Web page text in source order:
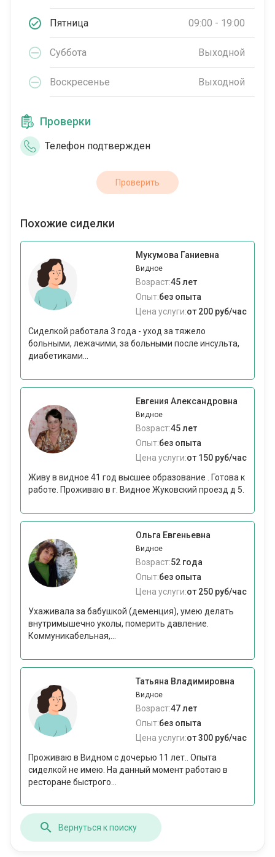
Пятница 09:00 - 19:00
Суббота Выходной
Воскресенье Выходной
Проверки
Телефон подтвержден
Проверить
Похожие сиделки
Мукумова Ганиевна
Видное
Возраст:45 лет
Опыт:без опыта
Цена услуги:от 200 руб/час
Сиделкой работала 3 года - уход за тяжело
больными, лежачими, за больными после инсульта,
диабетиками...
Евгения Александровна
Видное
Возраст:45 лет
Опыт:без опыта
Цена услуги:от 150 руб/час
Живу в видное 41 год высшее образование . Готова к
работе. Проживаю в г. Видное Жуковский проезд д 5.
Ольга Евгеньевна
Видное
Возраст:52 года
Опыт:без опыта
Цена услуги:от 250 руб/час
Ухаживала за бабушкой (деменция), умею делать
внутримышечно уколы, померить давление.
Коммуникабельная,...
Татьяна Владимировна
Видное
Возраст:47 лет
Опыт:без опыта
Цена услуги:от 300 руб/час
Проживаю в Видном с дочерью 11 лет.. Опыта
сиделкой не имею. На данный момент работаю в
ресторане быстрого...
Вернуться к поиску